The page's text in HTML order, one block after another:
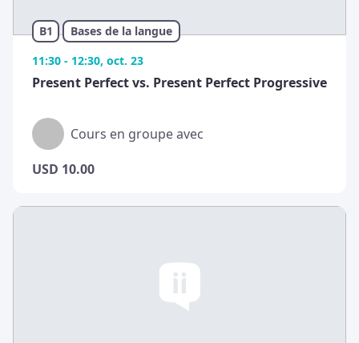
B1
Bases de la langue
11:30 - 12:30, oct. 23
Present Perfect vs. Present Perfect Progressive
Cours en groupe avec
USD 10.00